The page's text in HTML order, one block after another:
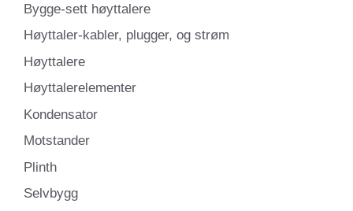
Bygge-sett høyttalere
Høyttaler-kabler, plugger, og strøm
Høyttalere
Høyttalerelementer
Kondensator
Motstander
Plinth
Selvbygg